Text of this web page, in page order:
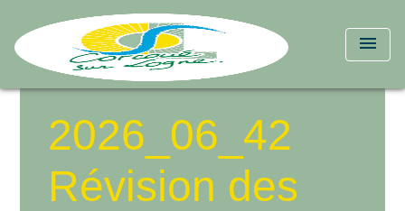
menu
2026_06_42
Révision des